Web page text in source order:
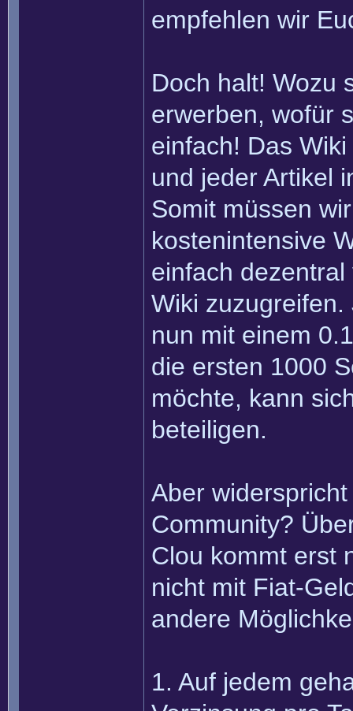
empfehlen wir
Doch halt! Wozu
erwerben, wofür
einfach! Das
und jeder Artikel
Somit müssen
kostenintensive
einfach
Wiki
nun mit einem
die ersten 1000
möchte, kann
beteiligen.
Aber
Community?
Clou kommt erst
nicht mit Fiat-
andere
1. Auf jedem